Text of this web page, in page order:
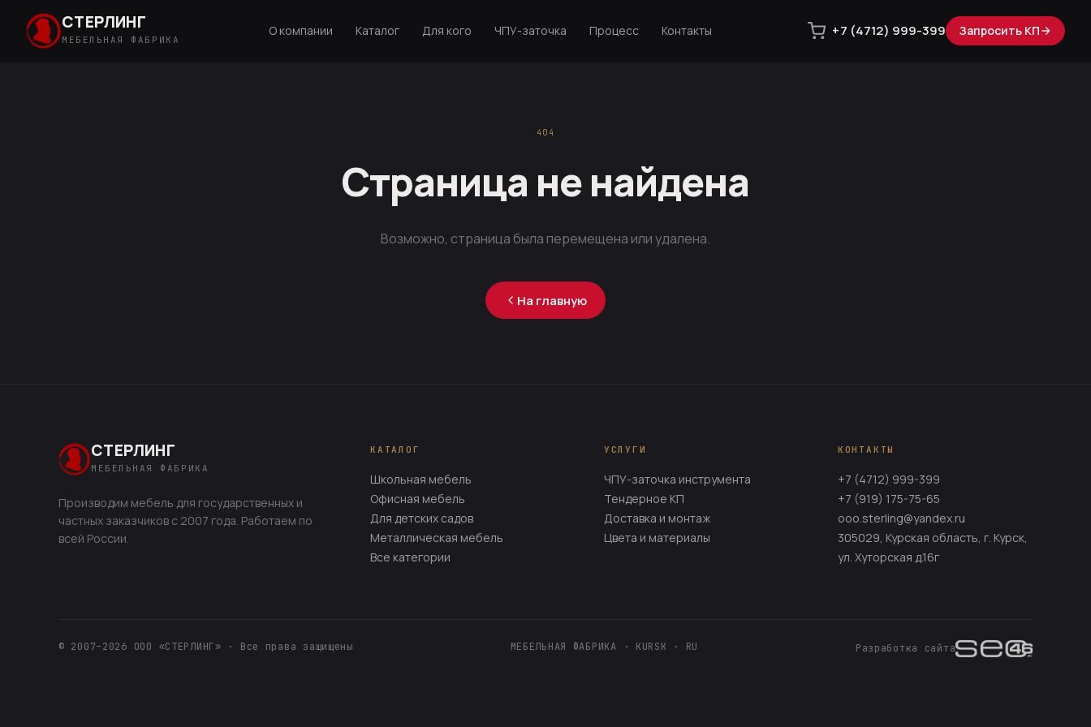
СТЕРЛИНГ
МЕБЕЛЬНАЯ ФАБРИКА
О компании Каталог Для кого ЧПУ-заточка Процесс Контакты +7 (4712) 999-399 Запросить КП
404
Страница не найдена
Возможно, страница была перемещена или удалена.
На главную
СТЕРЛИНГ
МЕБЕЛЬНАЯ ФАБРИКА
Производим мебель для государственных и
частных заказчиков с 2007 года. Работаем по
всей России.
КАТАЛОГ
Школьная мебель
Офисная мебель
Для детских садов
Металлическая мебель
Все категории
УСЛУГИ
ЧПУ-заточка инструмента
Тендерное КП
Доставка и монтаж
Цвета и материалы
КОНТАКТЫ
+7 (4712) 999-399
+7 (919) 175-75-65
ooo.sterling@yandex.ru
305029, Курская область, г. Курск,
ул. Хуторская д.16г
© 2007–2026 ООО «СТЕРЛИНГ» · Все права защищены МЕБЕЛЬНАЯ ФАБРИКА · KURSK · RU Разработка сайта